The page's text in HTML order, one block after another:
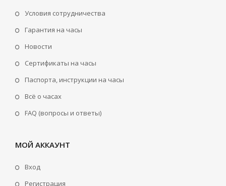
Условия сотрудничества
Гарантия на часы
Новости
Сертификаты на часы
Паспорта, инструкции на часы
Всё о часах
FAQ (вопросы и ответы)
МОЙ АККАУНТ
Вход
Регистрация